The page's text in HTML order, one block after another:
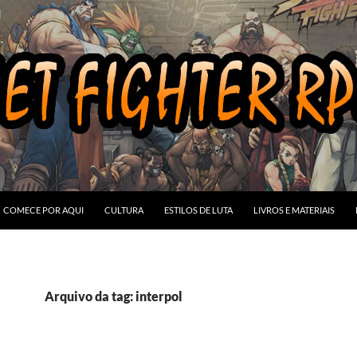
COMECE POR AQUI CULTURA ESTILOS DE LUTA LIVROS E MATERIAIS
Arquivo da tag: interpol